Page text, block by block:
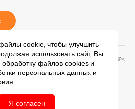
поддержки ЦП ИС АО «ПКК Миландр»,
информации
данных
cookie, чтобы улучшить
использовать сайт, Вы
обработку файлов cookies и
персональных данных и
Я согласен